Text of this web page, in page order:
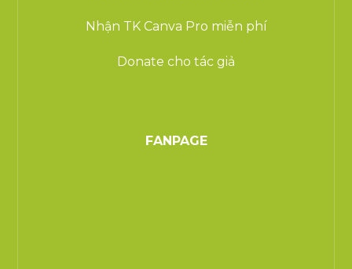
Nhận TK Canva Pro miễn phí
Donate cho tác giả
FANPAGE